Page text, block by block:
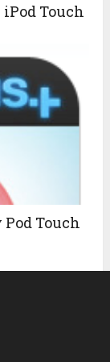
Touch
Touch